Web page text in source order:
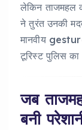
लेकिन ताजमहल
ने तुरंत उनकी
मानवीय
टूरिस्ट पुलिस का
जब
बनी